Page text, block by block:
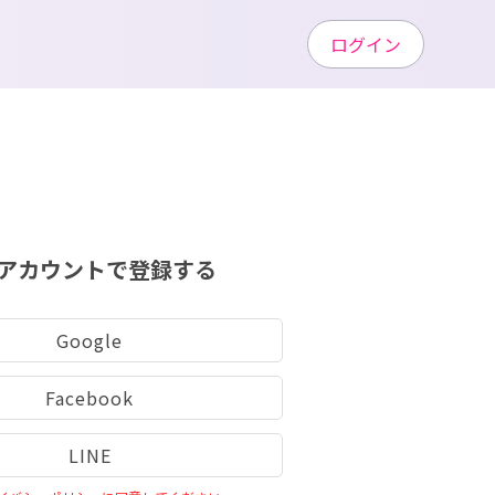
カウントで登録する
Google
Facebook
LINE
ログイン